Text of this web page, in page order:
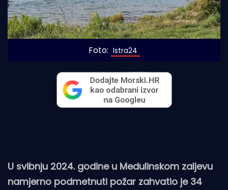
Foto: Istra24
U svibnju 2024. godine u Medulinskom zaljevu
namjerno podmetnuti požar zahvatio je 34